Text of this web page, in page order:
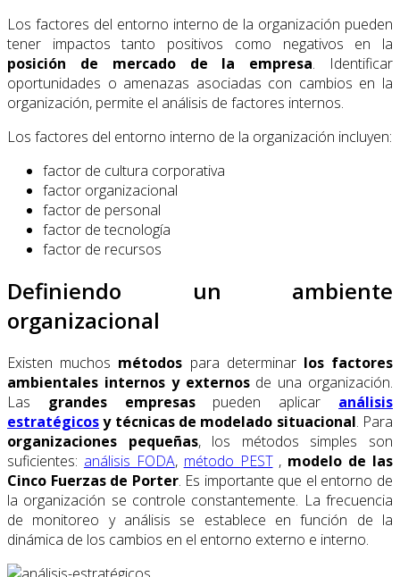
Los factores del entorno interno de la organización pueden
tener impactos tanto positivos como negativos en la
posición de mercado de la empresa. Identificar
oportunidades o amenazas asociadas con cambios en la
organización, permite el análisis de factores internos.
Los factores del entorno interno de la organización incluyen:
factor de cultura corporativa
factor organizacional
factor de personal
factor de tecnología
factor de recursos
Definiendo un ambiente
organizacional
Existen muchos métodos para determinar los factores
ambientales internos y externosde una organización.
Las grandes empresaspueden aplicar análisis
estratégicosy técnicas de modelado situacional. Para
organizaciones pequeñas, los métodos simples son
suficientes: análisis FODA, método PEST, modelo de las
Cinco Fuerzas de Porter. Es importante que el entorno de
la organización se controle constantemente. La frecuencia
de monitoreo y análisis se establece en función de la
dinámica de los cambios en el entorno externo e interno.